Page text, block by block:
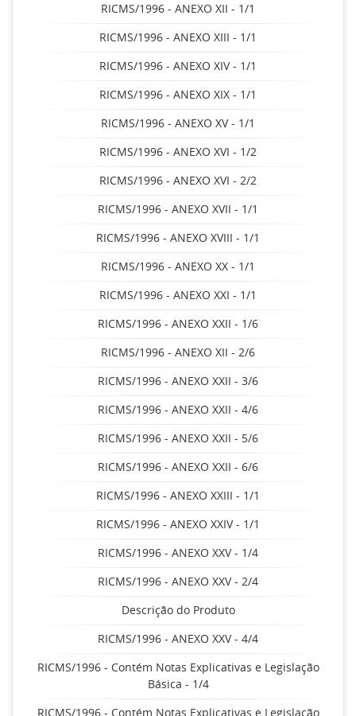
RICMS/1996 - ANEXO XII - 1/1
RICMS/1996 - ANEXO XIII - 1/1
RICMS/1996 - ANEXO XIV - 1/1
RICMS/1996 - ANEXO XIX - 1/1
RICMS/1996 - ANEXO XV - 1/1
RICMS/1996 - ANEXO XVI - 1/2
RICMS/1996 - ANEXO XVI - 2/2
RICMS/1996 - ANEXO XVII - 1/1
RICMS/1996 - ANEXO XVIII - 1/1
RICMS/1996 - ANEXO XX - 1/1
RICMS/1996 - ANEXO XXI - 1/1
RICMS/1996 - ANEXO XXII - 1/6
RICMS/1996 - ANEXO XII - 2/6
RICMS/1996 - ANEXO XXII - 3/6
RICMS/1996 - ANEXO XXII - 4/6
RICMS/1996 - ANEXO XXII - 5/6
RICMS/1996 - ANEXO XXII - 6/6
RICMS/1996 - ANEXO XXIII - 1/1
RICMS/1996 - ANEXO XXIV - 1/1
RICMS/1996 - ANEXO XXV - 1/4
RICMS/1996 - ANEXO XXV - 2/4
Descrição do Produto
RICMS/1996 - ANEXO XXV - 4/4
RICMS/1996 - Contém Notas Explicativas e Legislação
Básica - 1/4
RICMS/1996 - Contém Notas Explicativas e Legislação